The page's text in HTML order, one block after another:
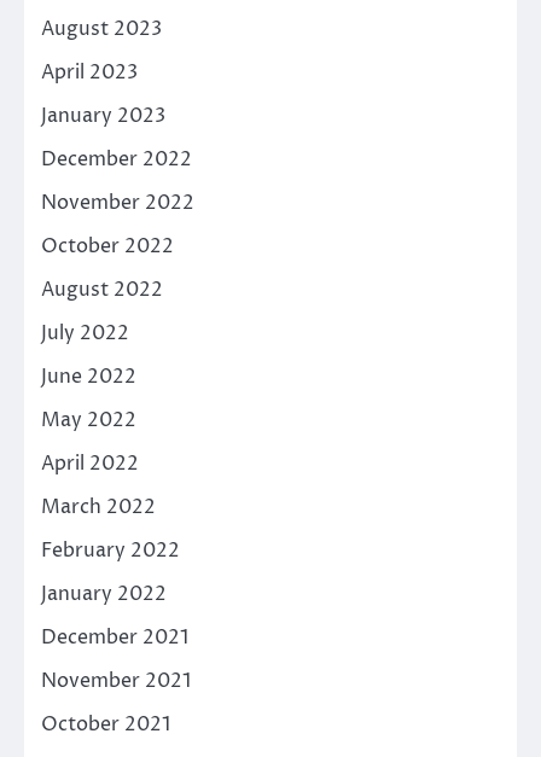
August 2023
April 2023
January 2023
December 2022
November 2022
October 2022
August 2022
July 2022
June 2022
May 2022
April 2022
March 2022
February 2022
January 2022
December 2021
November 2021
October 2021